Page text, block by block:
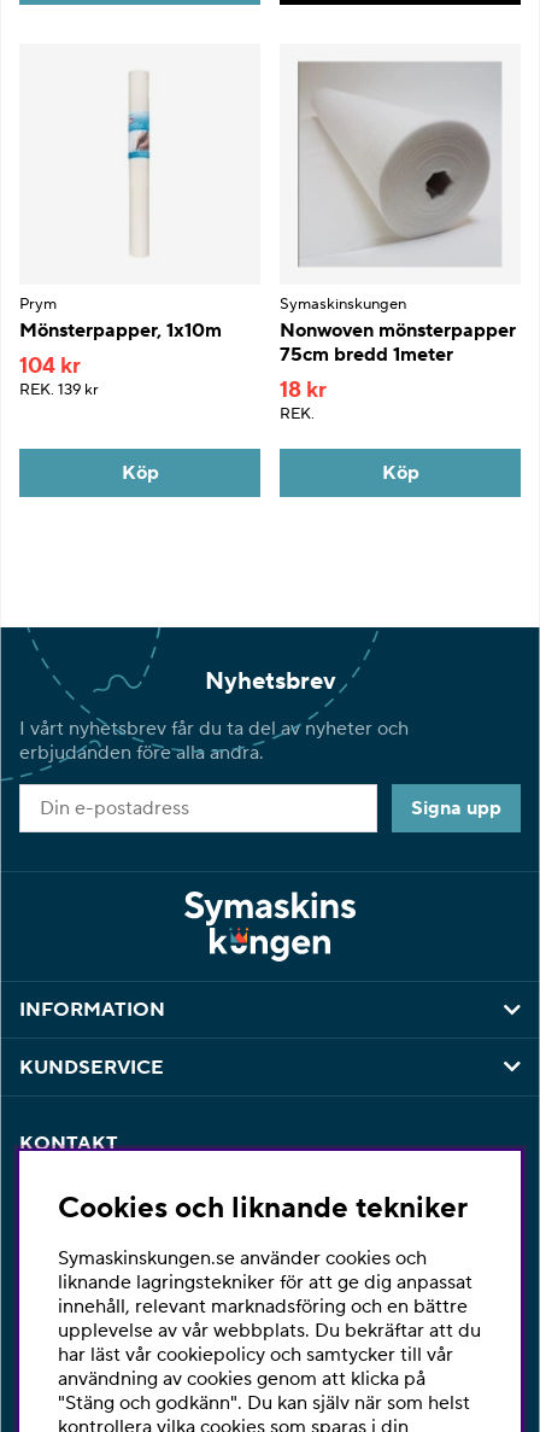
Prym
Mönsterpapper, 1x10m
104 kr
REK. 139 kr
Köp
Symaskinskungen
Nonwoven mönsterpapper
75cm bredd 1meter
18 kr
REK.
Köp
Nyhetsbrev
I vårt nyhetsbrev får du ta del av nyheter och
erbjudanden före alla andra.
Signa upp
INFORMATION
KUNDSERVICE
KONTAKT
beställning så är du varmt välkommen att kontakta vår
Telefon:010-2518270
E-post:kontakta@symaskinskungen.se
Ångra köp
Cookies och liknande tekniker
Symaskinskungen.se använder cookies och
liknande lagringstekniker för att ge dig anpassat
innehåll, relevant marknadsföring och en bättre
upplevelse av vår webbplats. Du bekräftar att du
har läst vår cookiepolicy och samtycker till vår
användning av cookies genom att klicka på
"Stäng och godkänn". Du kan själv när som helst
kontrollera vilka cookies som sparas i din